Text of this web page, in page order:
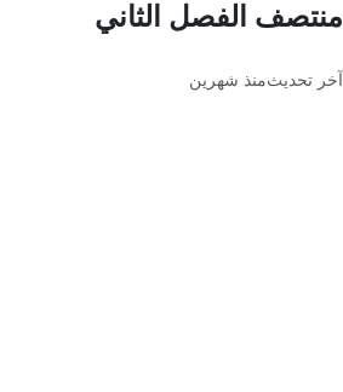
منتصف الفصل الثاني
آخر تحديثمنذ شهرين